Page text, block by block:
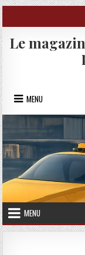
Skip to content
Le
MENU
MENU